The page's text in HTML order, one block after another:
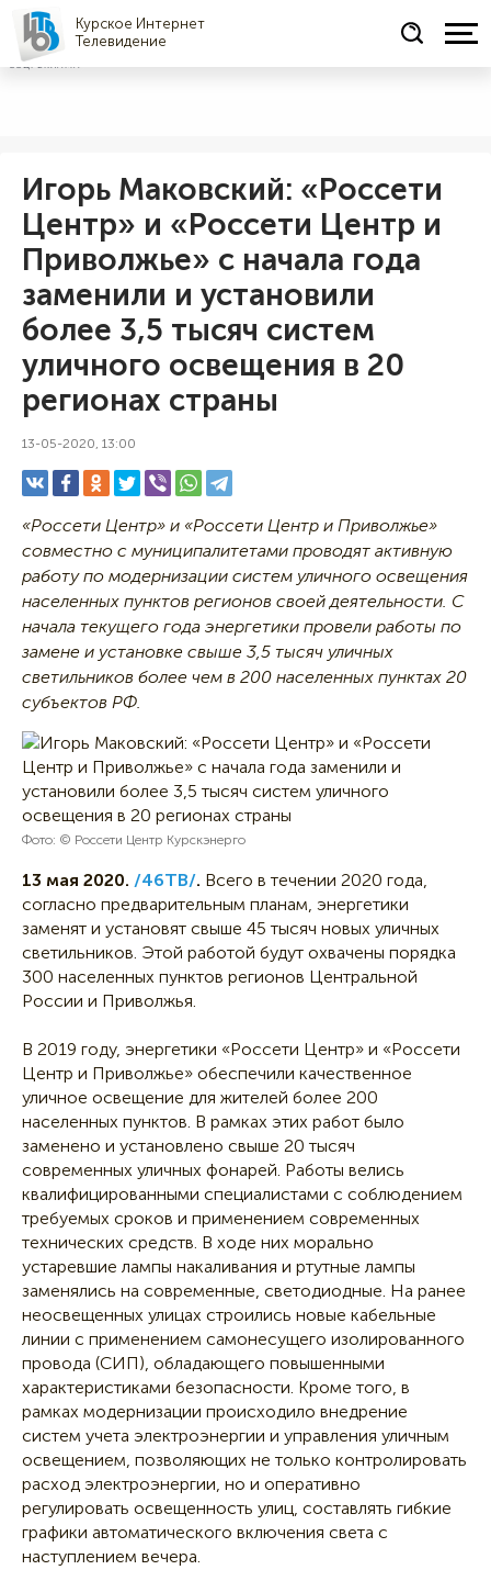
Курское Интернет
Телевидение
СОЦРЕКЛАМА
Игорь Маковский: «Россети
Центр» и «Россети Центр и
Приволжье» с начала года
заменили и установили
более 3,5 тысяч систем
уличного освещения в 20
регионах страны
13-05-2020, 13:00
«Россети Центр» и «Россети Центр и Приволжье»
совместно с муниципалитетами проводят активную
работу по модернизации систем уличного освещения
населенных пунктов регионов своей деятельности. С
начала текущего года энергетики провели работы по
замене и установке свыше 3,5 тысяч уличных
светильников более чем в 200 населенных пунктах 20
субъектов РФ.
Фото: © Россети Центр Курскэнерго
13 мая 2020. /46ТВ/. Всего в течении 2020 года,
согласно предварительным планам, энергетики
заменят и установят свыше 45 тысяч новых уличных
светильников. Этой работой будут охвачены порядка
300 населенных пунктов регионов Центральной
России и Приволжья.
В 2019 году, энергетики «Россети Центр» и «Россети
Центр и Приволжье» обеспечили качественное
уличное освещение для жителей более 200
населенных пунктов. В рамках этих работ было
заменено и установлено свыше 20 тысяч
современных уличных фонарей. Работы велись
квалифицированными специалистами с соблюдением
требуемых сроков и применением современных
технических средств. В ходе них морально
устаревшие лампы накаливания и ртутные лампы
заменялись на современные, светодиодные. На ранее
неосвещенных улицах строились новые кабельные
линии с применением самонесущего изолированного
провода (СИП), обладающего повышенными
характеристиками безопасности. Кроме того, в
рамках модернизации происходило внедрение
систем учета электроэнергии и управления уличным
освещением, позволяющих не только контролировать
расход электроэнергии, но и оперативно
регулировать освещенность улиц, составлять гибкие
графики автоматического включения света с
наступлением вечера.